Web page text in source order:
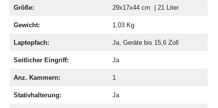
Größe: 29x17x44 cm | 21 Liter
Gewicht: 1,03 Kg
Laptopfach: Ja, Geräte bis 15,6 Zoll
Seitlicher Eingriff: Ja
Anz. Kammern: 1
Stativhalterung: Ja